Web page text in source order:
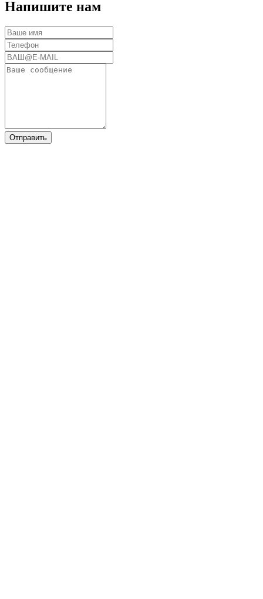
Напишите нам